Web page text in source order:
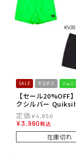
SALE ネコポス ジュニ
【セール20%OFF
クシルバー
ニア キッズ ボード
トランクス
LEY YTH 14 ジャム
ョーツ
¥4,950
¥3,960税込
在庫切れ